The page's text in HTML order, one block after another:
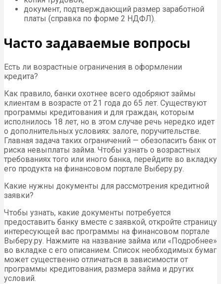
документ, подтверждающий размер заработной
платы (справка по форме 2 НДФЛ).
Часто задаваемые вопросы
Есть ли возрастные ограничения в оформлении
кредита?
Как правило, банки охотнее всего одобряют займы
клиентам в возрасте от 21 года до 65 лет. Существуют
программы кредитования и для граждан, которым
исполнилось 18 лет, но в этом случае речь нередко идет
о дополнительных условиях: залоге, поручительстве.
Главная задача таких ограничений — обезопасить банк от
риска невыплаты займа. Чтобы узнать о возрастных
требованиях того или иного банка, перейдите во вкладку
его продукта на финансовом портале Выберу.ру.
Какие нужны документы для рассмотрения кредитной
заявки?
Чтобы узнать, какие документы потребуется
предоставить банку вместе с заявкой, откройте страницу
интересующей вас программы на финансовом портале
Выберу.ру. Нажмите на название займа или «Подробнее»
во вкладке с его описанием. Список необходимых бумаг
может существенно отличаться в зависимости от
программы кредитования, размера займа и других
условий.